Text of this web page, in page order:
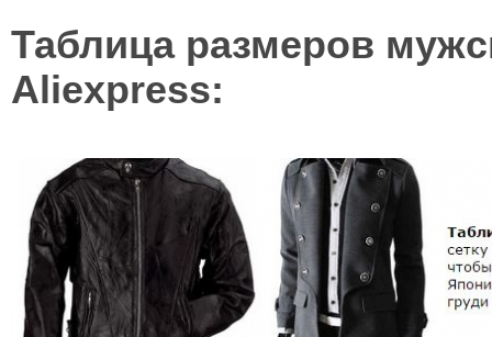
Таблица размеров
Aliexpress: